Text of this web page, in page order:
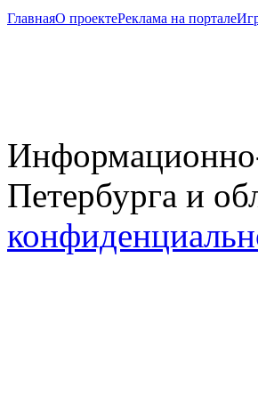
ГлавнаяО проектеРеклама на портале
Петербурга и